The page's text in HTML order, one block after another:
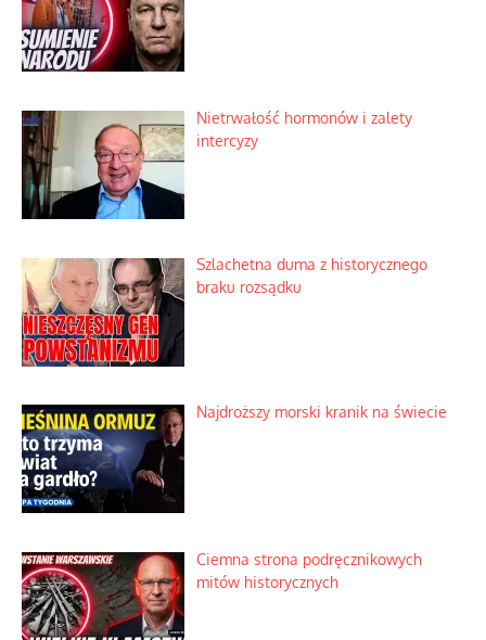
Nietrwałość hormonów i zalety
intercyzy
Szlachetna duma z historycznego
braku rozsądku
Najdroższy morski kranik na świecie
Ciemna strona podręcznikowych
mitów historycznych